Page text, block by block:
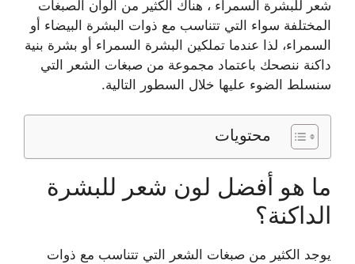
شعر للبشرة السمراء ، هناك الكثير من ألوان الصبغات
المختلفة سواء التي تتناسب مع ذوات البشرة البيضاء أو
السمراء، لذا عندما تملكين البشرة السمراء أو بشرة بنية
داكنة ننصحك باعتماد مجموعة من صبغات الشعر التي
سنسلط الضوء عليها خلال السطور التالية.
محتويات
ما هو أفضل لون شعر للبشرة
الداكنة؟
يوجد الكثير من صبغات الشعر التي تتناسب مع ذوات